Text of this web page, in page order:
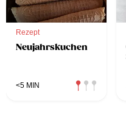
Rezept
Neujahrskuchen
<5 MIN